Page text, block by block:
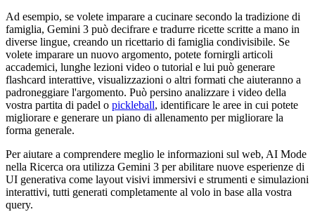
Ad esempio, se volete imparare a cucinare secondo la tradizione di
famiglia, Gemini 3 può decifrare e tradurre ricette scritte a mano in
diverse lingue, creando un ricettario di famiglia condivisibile. Se
volete imparare un nuovo argomento, potete fornirgli articoli
accademici, lunghe lezioni video o tutorial e lui può generare
flashcard interattive, visualizzazioni o altri formati che aiuteranno a
padroneggiare l'argomento. Può persino analizzare i video della
vostra partita di padel o pickleball, identificare le aree in cui potete
migliorare e generare un piano di allenamento per migliorare la
forma generale.
Per aiutare a comprendere meglio le informazioni sul web, AI Mode
nella Ricerca ora utilizza Gemini 3 per abilitare nuove esperienze di
UI generativa come layout visivi immersivi e strumenti e simulazioni
interattivi, tutti generati completamente al volo in base alla vostra
query.